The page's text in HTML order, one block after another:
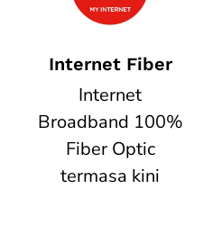
Internet Fiber
Internet
Broadband 100%
Fiber Optic
termasa kini